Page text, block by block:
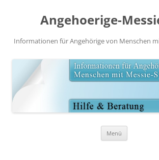
Angehoerige-
Informationen für Angehörige von Menschen
Menü